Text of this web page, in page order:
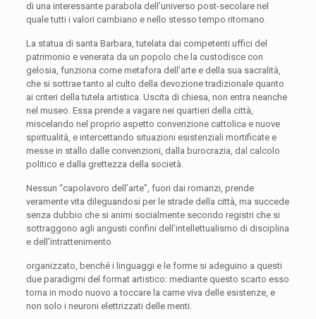
di una interessante parabola dell’universo post-secolare nel
quale tutti i valori cambiano e nello stesso tempo ritornano.
La statua di santa Barbara, tutelata dai competenti uffici del
patrimonio e venerata da un popolo che la custodisce con
gelosia, funziona come metafora dell’arte e della sua sacralità,
che si sottrae tanto al culto della devozione tradizionale quanto
ai criteri della tutela artistica. Uscita di chiesa, non entra neanche
nel museo. Essa prende a vagare nei quartieri della città,
miscelando nel proprio aspetto convenzione cattolica e nuove
spiritualità, e intercettando situazioni esistenziali mortificate e
messe in stallo dalle convenzioni, dalla burocrazia, dal calcolo
politico e dalla grettezza della società.
Nessun “capolavoro dell’arte”, fuori dai romanzi, prende
veramente vita dileguandosi per le strade della città, ma succede
senza dubbio che si animi socialmente secondo registri che si
sottraggono agli angusti confini dell’intellettualismo di disciplina
e dell’intrattenimento
organizzato, benché i linguaggi e le forme si adeguino a questi
due paradigmi del format artistico: mediante questo scarto esso
torna in modo nuovo a toccare la carne viva delle esistenze, e
non solo i neuroni elettrizzati delle menti.